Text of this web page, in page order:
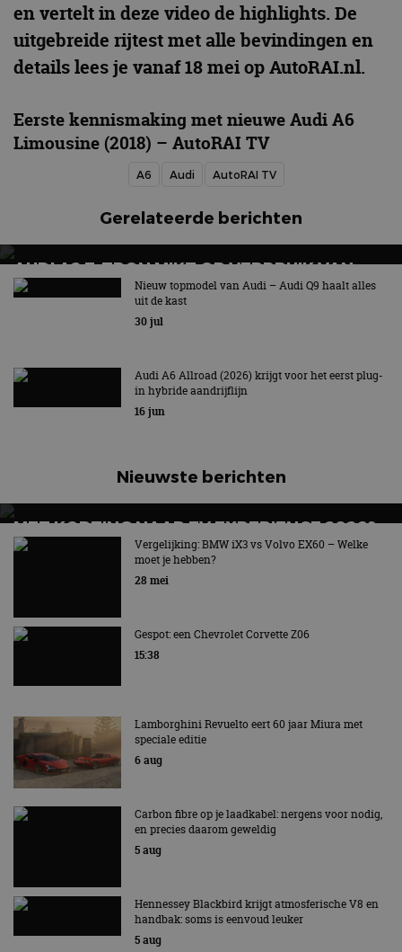
en vertelt in deze video de highlights. De
uitgebreide rijtest met alle bevindingen en
details lees je vanaf 18 mei op AutoRAI.nl.
Eerste kennismaking met nieuwe Audi A6
Limousine (2018) – AutoRAI TV
A6 Audi AutoRAI TV
Gerelateerde berichten
AUDI A2 E-TRON MIKT OP VERBRUIK VAN
12,8 KWH PER 100 KILOMETER
Nieuw topmodel van Audi – Audi Q9 haalt alles
uit de kast
30 jul
Audi A6 Allroad (2026) krijgt voor het eerst plug-
in hybride aandrijflijn
16 jun
Nieuwste berichten
MET KORTING NAAR EV EXPERIENCE 2026?
AUTORAI REGELT HET!
EV Experience 2026 van 24 tot 26 september
Vergelijking: BMW iX3 vs Volvo EX60 – Welke
moet je hebben?
28 mei
Gespot: een Chevrolet Corvette Z06
15:38
Lamborghini Revuelto eert 60 jaar Miura met
speciale editie
6 aug
Carbon fibre op je laadkabel: nergens voor nodig,
en precies daarom geweldig
5 aug
Hennessey Blackbird krijgt atmosferische V8 en
handbak: soms is eenvoud leuker
5 aug